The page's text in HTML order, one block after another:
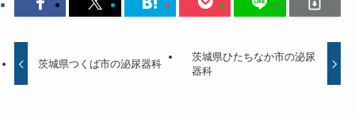
茨城県つくば市の泌尿器科
茨城県ひたちなか市の泌尿
器科